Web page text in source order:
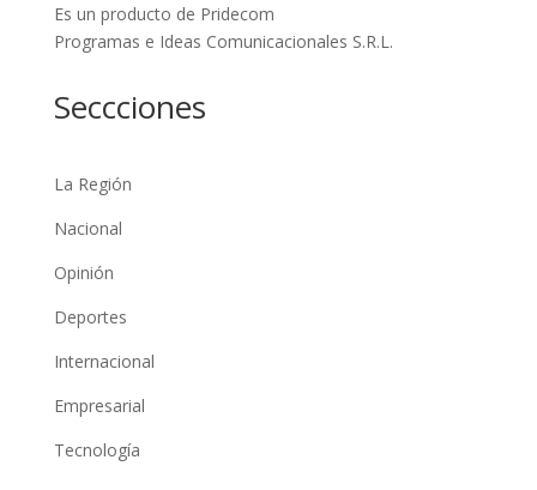
Es un producto de Pridecom
Programas e Ideas Comunicacionales S.R.L.
Seccciones
La Región
Nacional
Opinión
Deportes
Internacional
Empresarial
Tecnología